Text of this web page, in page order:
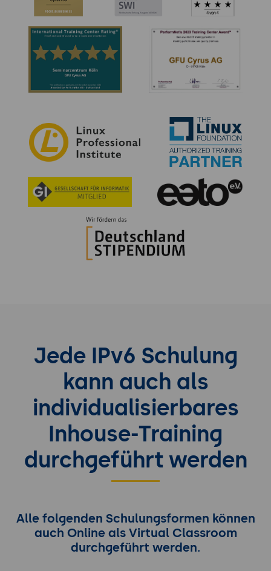
Jede IPv6 Schulung
kann auch als
individualisierbares
Inhouse-Training
durchgeführt werden
Alle folgenden Schulungsformen können
auch Online als Virtual Classroom
durchgeführt werden.